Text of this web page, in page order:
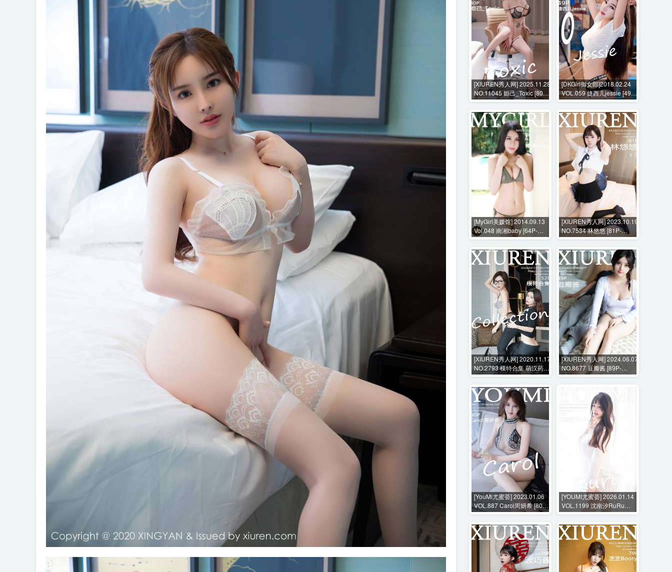
[XIUREN秀人网] 2025.11.28
NO.11045 妲己_Toxic [80P-
822MB]
[DKGirl御女郎]2018.02.24
VOL.059 婕西儿jessie [49P-
198MB]
[MyGirl美媛馆] 2014.09.13
Vol.048 南湘baby [64P-
249MB]
[XIUREN秀人网] 2023.10.19
NO.7534 林悠悠 [81P-
748MB]
[XIUREN秀人网] 2020.11.17
NO.2793 模特合集 萌汉药
baby 张雨萌 [52P-481MB]
[XIUREN秀人网] 2024.06.07
NO.8677 豆瓣酱 [89P-
803MB]
[YouMi尤蜜荟] 2023.01.06
VOL.887 Carol周妍希 [80P-
667M]
[YOUMI尤蜜荟] 2026.01.14
VOL.1199 沈南汐RuRu
[70P-591MB]